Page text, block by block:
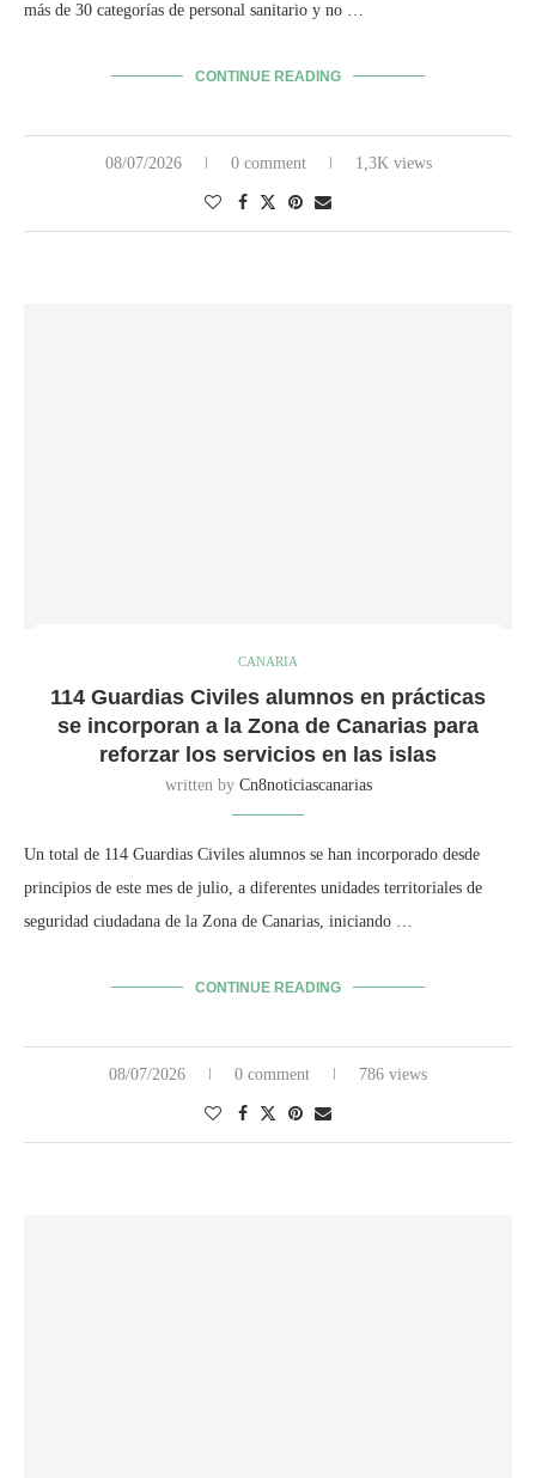
más de 30 categorías de personal sanitario y no …
CONTINUE READING
08/07/2026 0 comment 1,3K views
CANARIA
114 Guardias Civiles alumnos en prácticas
se incorporan a la Zona de Canarias para
reforzar los servicios en las islas
written by Cn8noticiascanarias
Un total de 114 Guardias Civiles alumnos se han incorporado desde
principios de este mes de julio, a diferentes unidades territoriales de
seguridad ciudadana de la Zona de Canarias, iniciando …
CONTINUE READING
08/07/2026 0 comment 786 views